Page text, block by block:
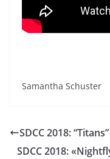
Samantha Schuster
SDCC 2018:
SDCC 2018: